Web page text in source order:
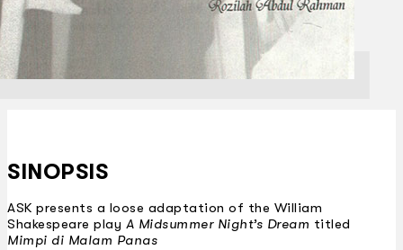
SINOPSIS
ASK presents a loose adaptation of the William
Shakespeare play A Midsummer Night’s Dream titled
Mimpi di Malam Panas